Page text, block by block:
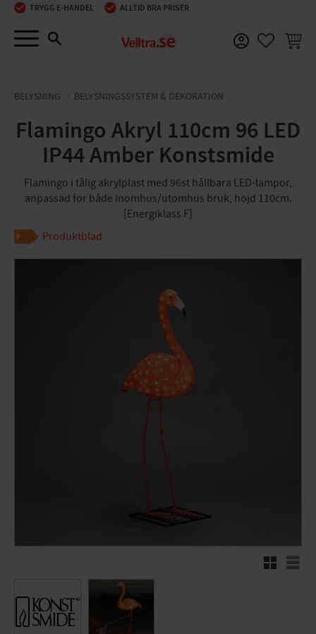
Meny
TRYGG E-HANDEL ALLTID BRA PRISER
BELYSNING BELYSNINGSSYSTEM & DEKORATION
Flamingo Akryl 110cm 96 LED
IP44 Amber Konstsmide
Flamingo i tålig akrylplast med 96st hållbara LED-lampor,
anpassad för både inomhus/utomhus bruk, höjd 110cm.
[Energiklass F]
Produktblad
Rutnätsvy